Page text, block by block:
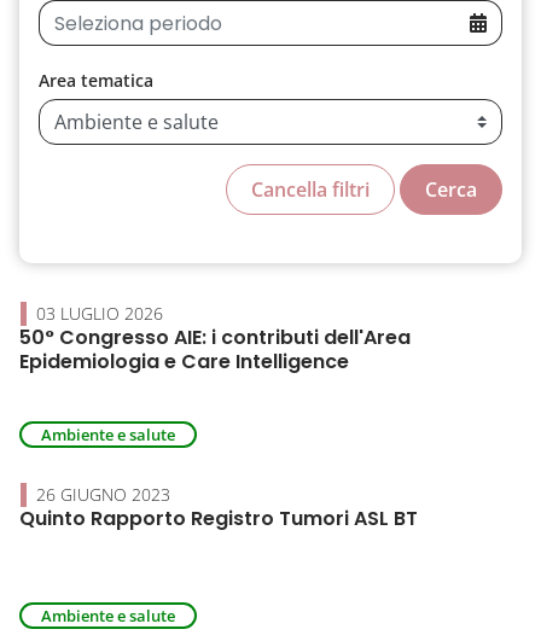
03 LUGLIO 2026
50° Congresso AIE: i contributi dell'Area
Epidemiologia e Care Intelligence
Ambiente e salute
26 GIUGNO 2023
Quinto Rapporto Registro Tumori ASL BT
Ambiente e salute
Area tematica
Cancella filtri Cerca